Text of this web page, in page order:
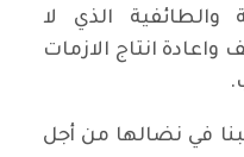
والطائفية الذي لا
واعادة انتاج الازمات
في نضالها من أجل